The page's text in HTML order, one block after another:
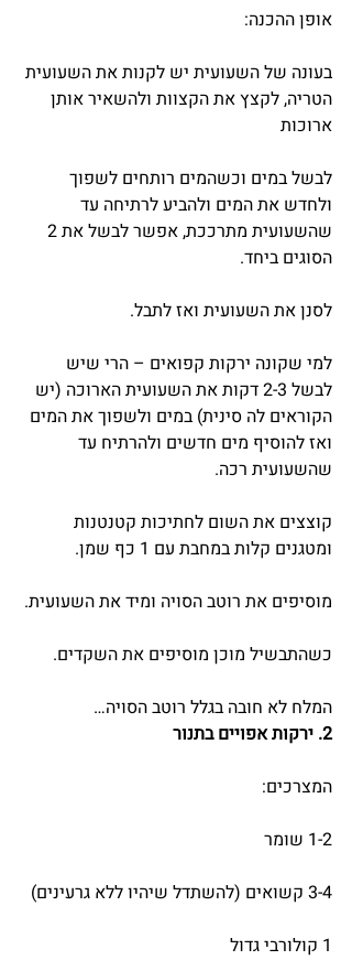
אופן ההכנה:
בעונה של השעועית יש לקנות את השעועית
הטריה, לקצץ את הקצוות ולהשאיר אותן
ארוכות
לבשל במים וכשהמים רותחים לשפוך
ולחדש את המים ולהביע לרתיחה עד
הסוגים ביחד.
לסנן את השעועית ואז לתבל.
למי שקונה ירקות קפואים – הרי שיש
לבשל 2-3 דקות את השעועית הארוכה (יש
הקוראים לה סינית) במים ולשפוך את המים
ואז להוסיף מים חדשים ולהרתיח עד
שהשעועית רכה.
קוצצים את השום לחתיכות קטנטנות
ומטגנים קלות במחבת עם 1 כף שמן.
מוסיפים את רוטב הסויה ומיד את השעועית.
כשהתבשיל מוכן מוסיפים את השקדים.
המלח לא חובה בגלל רוטב הסויה…
2. ירקות אפויים בתנור
המצרכים:
1-2 שומר
3-4 קשואים (להשתדל שיהיו ללא גרעינים)
1 קולורבי גדול